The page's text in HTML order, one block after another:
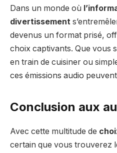
Dans un monde où
divertissement
devenus un format prisé,
choix captivants. Que vous
en train de cuisiner ou
ces émissions audio
Conclusion aux
Avec cette multitude de
certain que vous trouverez